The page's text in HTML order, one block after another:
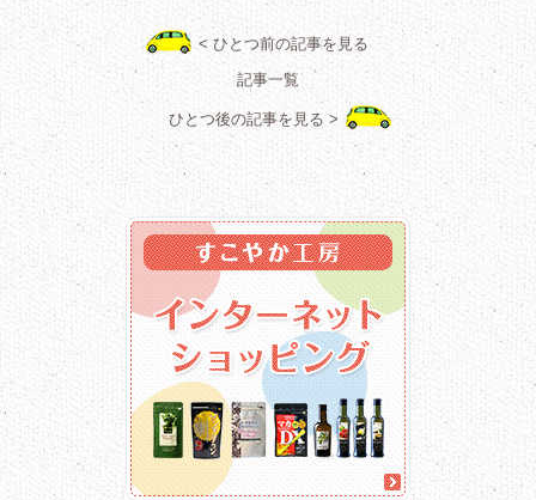
< ひとつ前の記事を見る
記事一覧
ひとつ後の記事を見る >